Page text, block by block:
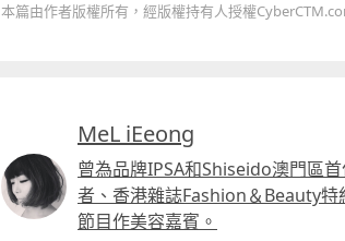
本篇由作者版權所有，經版權持有人授權
MeL iEeong
曾為品牌IPSA和Shiseido澳門區
者、香港雜誌Fashion＆Beauty特
節目作美容嘉賓。